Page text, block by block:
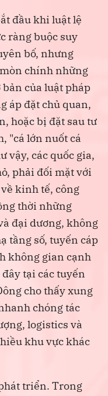
đầu khi luật lệ
ràng buộc suy
bố, nhưng
chính những
của luật pháp
áp đặt chủ quan,
hoặc bị đặt sau tư
"cá lớn nuốt cá
vậy, các quốc gia,
phải đối mặt với
kinh tế, công
thời những
đại dương, không
tầng số, tuyến cáp
không gian cạnh
tại các tuyến
cho thấy xung
chóng tác
logistics và
khu vực khác
triển. Trong